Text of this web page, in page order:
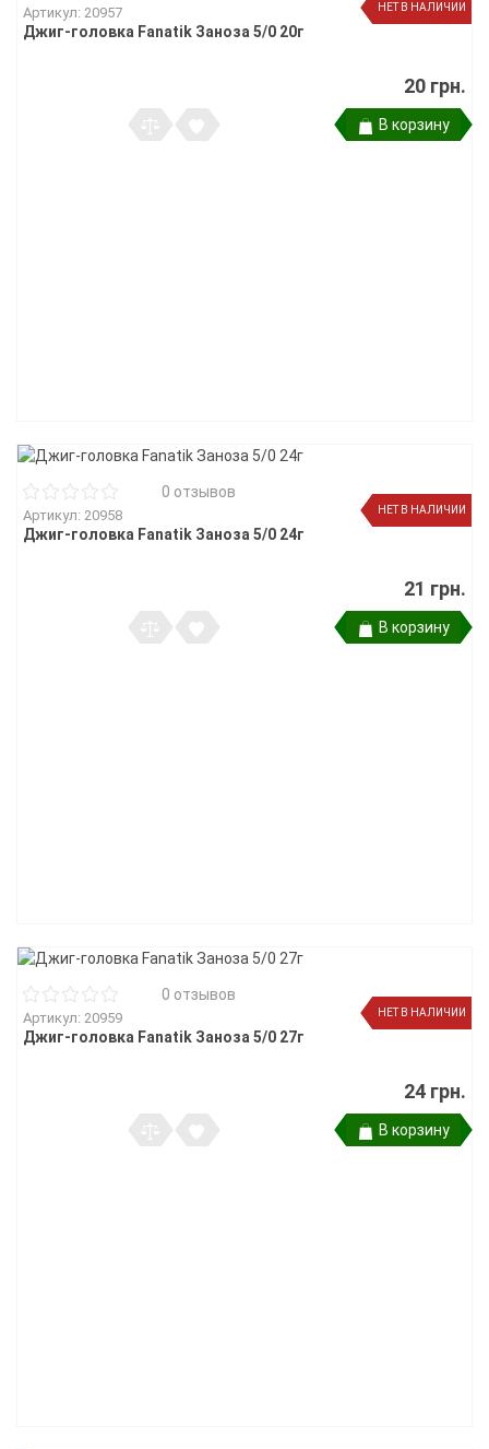
НЕТ В НАЛИЧИИ
Артикул: 20957
Джиг-головка Fanatik Заноза 5/0 20г
20 грн.
В корзину
НЕТ В НАЛИЧИИ
0 отзывов
Артикул: 20958
Джиг-головка Fanatik Заноза 5/0 24г
21 грн.
В корзину
НЕТ В НАЛИЧИИ
0 отзывов
Артикул: 20959
Джиг-головка Fanatik Заноза 5/0 27г
24 грн.
В корзину